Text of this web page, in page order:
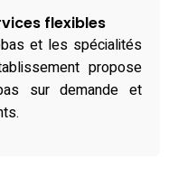
flexibles
et les spécialités
propose
sur demande et